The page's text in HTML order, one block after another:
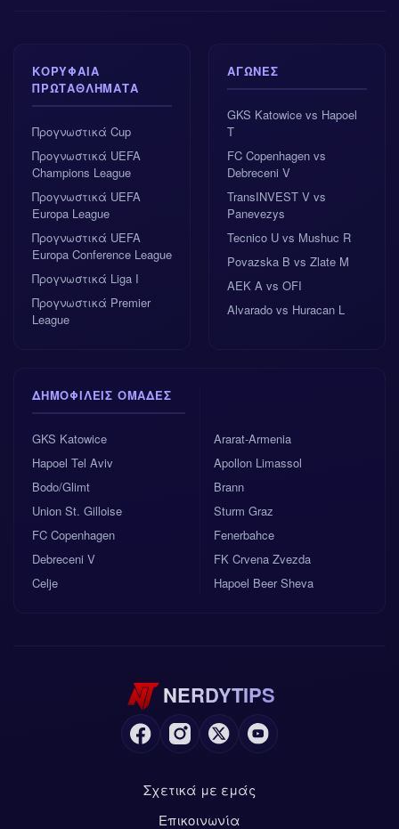
ΚΟΡΥΦΑΊΑ
ΠΡΩΤΑΘΛΉΜΑΤΑ
Προγνωστικά Cup
Προγνωστικά UEFA
Champions League
Προγνωστικά UEFA
Europa League
Προγνωστικά UEFA
Europa Conference League
Προγνωστικά Liga I
Προγνωστικά Premier
League
ΑΓΏΝΕΣ
GKS Katowice vs Hapoel
T
FC Copenhagen vs
Debreceni V
TransINVEST V vs
Panevezys
Tecnico U vs Mushuc R
Povazska B vs Zlate M
AEK A vs OFI
Alvarado vs Huracan L
ΔΗΜΟΦΙΛΕΊΣ ΟΜΆΔΕΣ
GKS Katowice
Hapoel Tel Aviv
Bodo/Glimt
Union St. Gilloise
FC Copenhagen
Debreceni V
Celje
Ararat-Armenia
Apollon Limassol
Brann
Sturm Graz
Fenerbahce
FK Crvena Zvezda
Hapoel Beer Sheva
NERDYTIPS
Σχετικά με εμάς
Επικοινωνία